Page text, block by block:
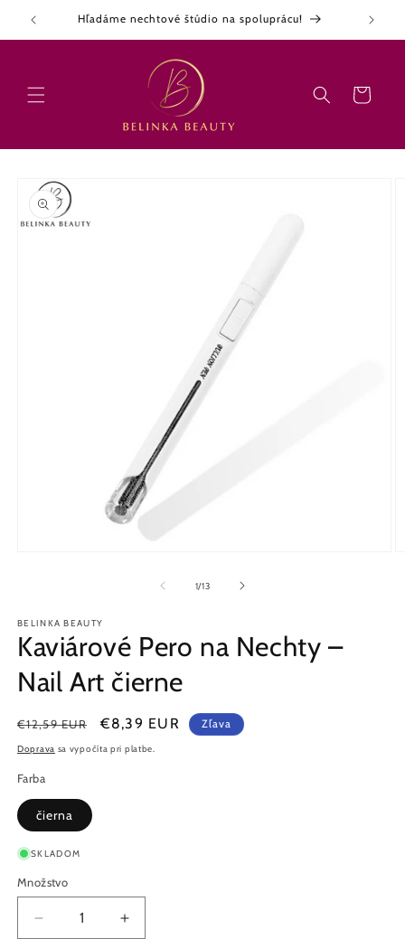
na
obsah
Hľadáme nechtové štúdio na spoluprácu!
Košík
informácie
produkte
okne
1/z
13
BELINKA BEAUTY
Kaviárové Pero na Nechty –
Nail Art čierne
Normálna
cena
€12,59 EUR
Cena
po
€8,39 EUR Zľava
Doprava sa vypočíta pri platbe.
Farba
čierna
SKLADOM
Množstvo
Množstvo
Zvýšiť